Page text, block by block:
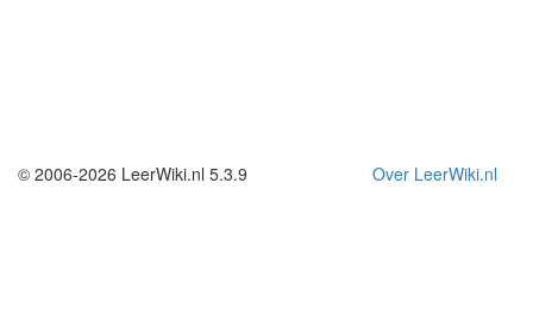
Over LeerWiki.nl
© 2006-2026 LeerWiki.nl 5.3.9